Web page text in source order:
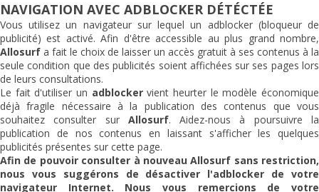
NAVIGATION AVEC ADBLOCKER DÉTÉCTÉE
Vous utilisez un navigateur sur lequel un adblocker (bloqueur de
publicité) est activé. Afin d'être accessible au plus grand nombre,
Allosurf a fait le choix de laisser un accès gratuit à ses contenus à la
seule condition que des publicités soient affichées sur ses pages lors
de leurs consultations.
Le fait d'utiliser un adblockervient heurter le modèle économique
déjà fragile nécessaire à la publication des contenus que vous
souhaitez consulter sur Allosurf. Aidez-nous à poursuivre la
publication de nos contenus en laissant s'afficher les quelques
publicités présentes sur cette page.
Afin de pouvoir consulter à nouveauAllosurf sans restriction,
nous vous suggérons de désactiver l'adblocker de votre
navigateur Internet. Nous vous remercions de votre